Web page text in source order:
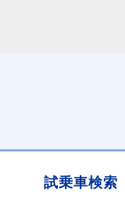
試乗車検索